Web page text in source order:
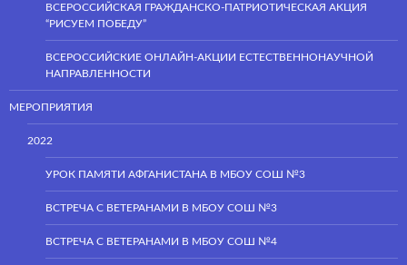
ВСЕРОССИЙСКАЯ ГРАЖДАНСКО-ПАТРИОТИЧЕСКАЯ АКЦИЯ
“РИСУЕМ ПОБЕДУ”
ВСЕРОССИЙСКИЕ ОНЛАЙН-АКЦИИ ЕСТЕСТВЕННОНАУЧНОЙ
НАПРАВЛЕННОСТИ
МЕРОПРИЯТИЯ
2022
УРОК ПАМЯТИ АФГАНИСТАНА В МБОУ СОШ №3
ВСТРЕЧА С ВЕТЕРАНАМИ В МБОУ СОШ №3
ВСТРЕЧА С ВЕТЕРАНАМИ В МБОУ СОШ №4